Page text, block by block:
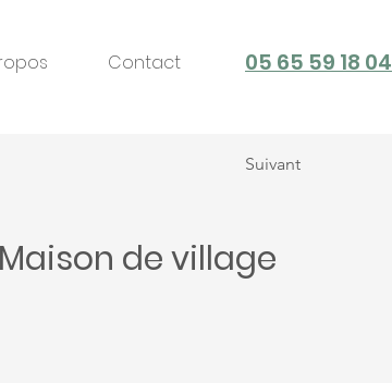
Contact 05 65 59 18 04
Suivant
Maison de village